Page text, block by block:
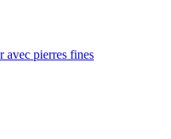
avec pierres fines